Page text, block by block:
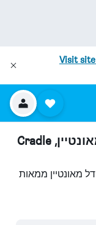
Visit
מלונות בקרבת מקום קריידל מאונטיין, Cradle
מאונטיין ממאות